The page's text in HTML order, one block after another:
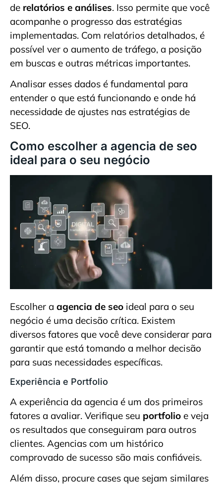
de relatórios e análises. Isso permite que você
acompanhe o progresso das estratégias
implementadas. Com relatórios detalhados, é
possível ver o aumento de tráfego, a posição
em buscas e outras métricas importantes.
Analisar esses dados é fundamental para
entender o que está funcionando e onde há
necessidade de ajustes nas estratégias de
SEO.
Como escolher a agencia de seo
ideal para o seu negócio
Escolher a agencia de seo ideal para o seu
negócio é uma decisão crítica. Existem
diversos fatores que você deve considerar para
garantir que está tomando a melhor decisão
para suas necessidades específicas.
Experiência e Portfolio
A experiência da agencia é um dos primeiros
fatores a avaliar. Verifique seu portfolio e veja
os resultados que conseguiram para outros
clientes. Agencias com um histórico
comprovado de sucesso são mais confiáveis.
Além disso, procure cases que sejam similares